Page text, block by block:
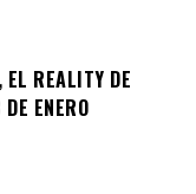
REALITY DE
ENERO